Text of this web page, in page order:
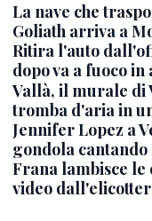
La nave che
Goliath arriva a
Ritira l'auto
dopo va a fuoco
Vallà, il murale di
tromba d'aria in
Jennifer Lopez a
gondola cantando
Frana lambisce le
video